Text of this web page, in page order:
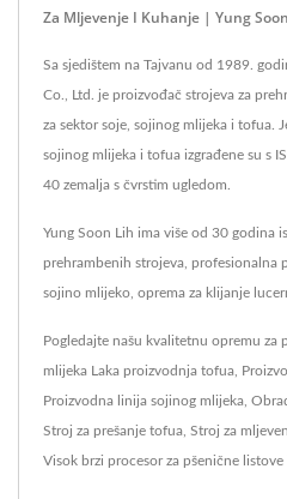
Za Mljevenje I Kuhanje | Yung
Sa sjedištem na Tajvanu od 1989.
Co., Ltd. je proizvođač strojeva za
za sektor soje, sojinog mlijeka i tofua.
sojinog mlijeka i tofua izgrađene su s
40 zemalja s čvrstim ugledom.
Yung Soon Lih ima više od 30 godina
prehrambenih strojeva, profesionalna
sojino mlijeko, oprema za klijanje
Pogledajte našu kvalitetnu opremu
mlijeka Laka proizvodnja tofua
Proizvodna linija sojinog mlijeka
Stroj za prešanje tofua Stroj za
Visok brzi procesor za pšenične listove